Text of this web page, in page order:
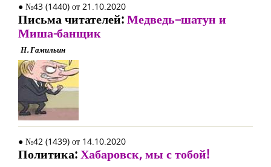
● №43 (1440) от 21.10.2020
Письма читателей:Медведь–шатун и
Миша-банщик
Н. Гамильин
● №42 (1439) от 14.10.2020
Политика:Хабаровск, мы с тобой!